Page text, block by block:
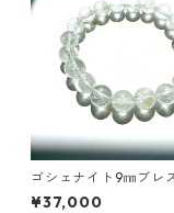
ゴシェナイト9㎜ブレ
¥37,000